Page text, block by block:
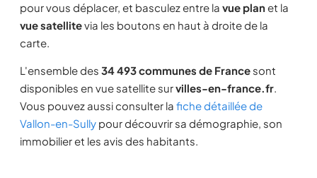
pour vous déplacer, et basculez entre la vue planet la
vue satellitevia les boutons en haut à droite de la
carte.
L'ensemble des 34 493 communes de France sont
disponibles en vue satellite survilles-en-france.fr.
Vous pouvez aussi consulter la fiche détaillée de
Vallon-en-Sully pour découvrir sa démographie, son
immobilier et les avis des habitants.